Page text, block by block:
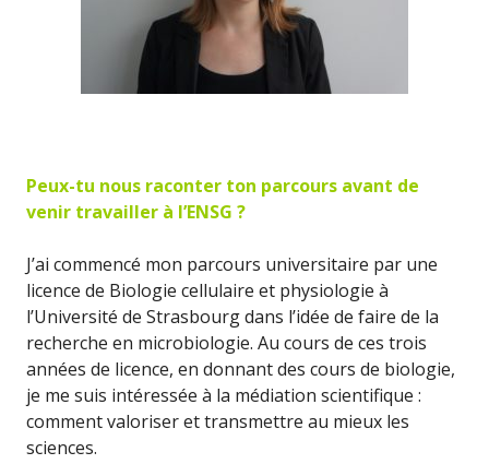
Peux-tu nous raconter ton parcours avant de
venir travailler à l’ENSG ?
J’ai commencé mon parcours universitaire par une
licence de Biologie cellulaire et physiologie à
l’Université de Strasbourgdans l’idée de faire de la
recherche en microbiologie. Au cours de ces trois
années de licence, en donnant des cours de biologie,
je me suis intéressée à la médiation scientifique :
comment valoriser et transmettre au mieux les
sciences.